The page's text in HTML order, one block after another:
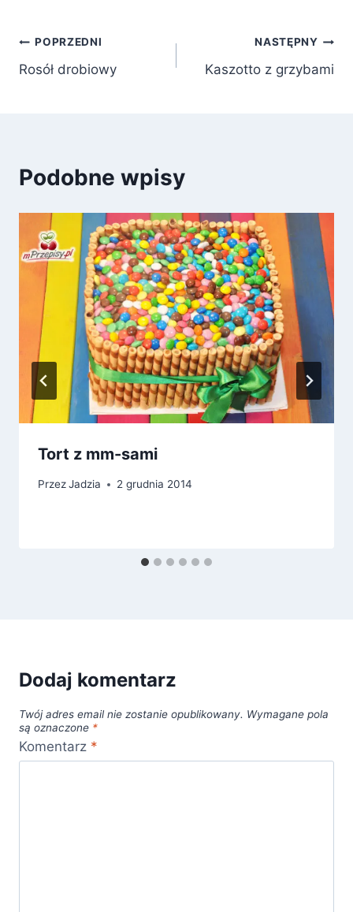
Nawigacja
wpisu
POPRZEDNI
Rosół drobiowy
NASTĘPNY
Kaszotto z grzybami
Podobne wpisy
Tort z mm-sami
PrzezJadzia 2 grudnia 2014
Dodaj komentarz
Twój adres email nie zostanie opublikowany. Wymagane pola
są oznaczone *
Komentarz *